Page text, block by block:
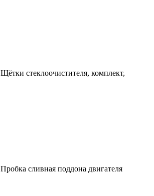
Щётки стеклоочистителя, комплект,
Пробка сливная поддона двигателя